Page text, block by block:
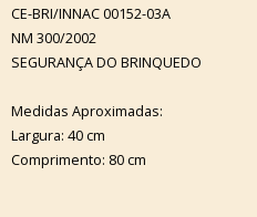
CE-BRI/INNAC 00152-03A
NM 300/2002
SEGURANÇA DO BRINQUEDO
Medidas Aproximadas:
Largura: 40 cm
Comprimento: 80 cm